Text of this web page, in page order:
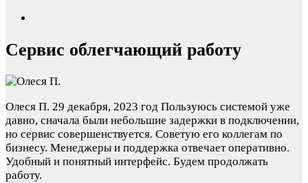
Сервис облегчающий работу
Олеся П. 29 декабря, 2023 год Пользуюсь системой уже
давно, сначала были небольшие задержки в подключении,
но сервис совершенствуется. Советую его коллегам по
бизнесу. Менеджеры и поддержка отвечает оперативно.
Удобный и понятный интерфейс. Будем продолжать
работу.